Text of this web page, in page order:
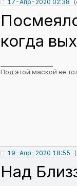
17-Апр-2020 02:38
когда
Под этой маской не
19-Апр-2020 18:55
Над